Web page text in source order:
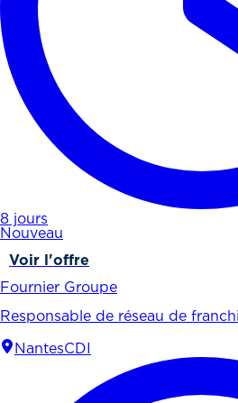
8 jours
Nouveau
Voir l'offre
Fournier Groupe
Responsable de réseau de
NantesCDI